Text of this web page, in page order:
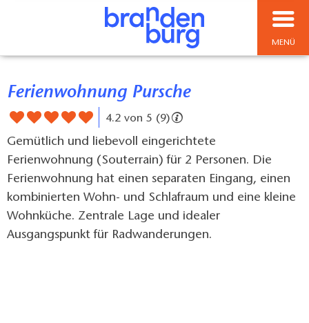
MENÜ
Ferienwohnung Pursche
4.2 von 5 (9)
Gemütlich und liebevoll eingerichtete
Ferienwohnung (Souterrain) für 2 Personen. Die
Ferienwohnung hat einen separaten Eingang, einen
kombinierten Wohn- und Schlafraum und eine kleine
Wohnküche. Zentrale Lage und idealer
Ausgangspunkt für Radwanderungen.